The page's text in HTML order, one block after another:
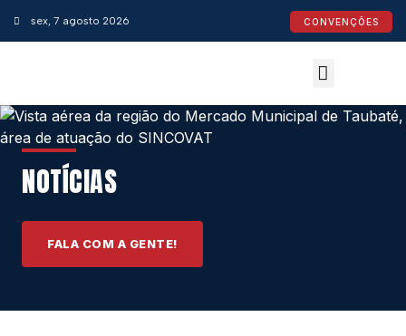
sex, 7 agosto 2026 CONVENÇÕES
NOTÍCIAS
FALA COM A GENTE!